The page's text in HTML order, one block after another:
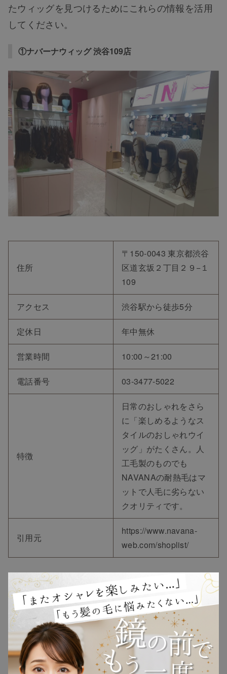
たウィッグを見つけるためにこれらの情報を活用
してください。
①ナバーナウィッグ 渋谷109店
住所
〒150-0043 東京都渋谷
区道玄坂２丁目２９−１
109
アクセス 渋谷駅から徒歩5分
定休日 年中無休
営業時間 10:00～21:00
電話番号 03-3477-5022
特徴
日常のおしゃれをさら
に「楽しめるようなス
タイルのおしゃれウイ
ッグ」がたくさん。人
工毛製のものでも
NAVANAの耐熱毛はマ
ットで人毛に劣らない
クオリティです。
引用元
https://www.navana-
web.com/shoplist/
②プリシラ原宿店